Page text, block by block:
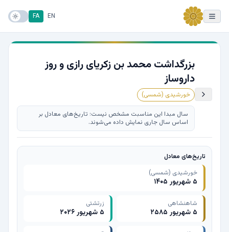
EN
FA
بزرگداشت محمد بن زکریای رازی و روز
داروساز
خورشیدی (شمسی)
سال مبدا این مناسبت مشخص نیست؛ تاریخ‌های معادل بر
اساس سال جاری نمایش داده می‌شوند.
تاریخ‌های معادل
خورشیدی (شمسی)
۵ شهریور ۱۴۰۵
شاهنشاهی
۵ شهریور ۲۵۸۵
زرتشتی
۵ شهریور ۲۰۲۶